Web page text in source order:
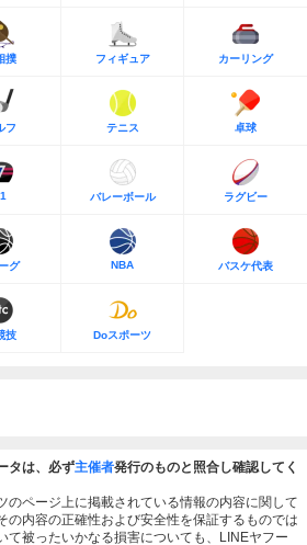
撲 フィギュア カーリング
フ テニス 卓球
バレーボール ラグビー
グ NBA バスケ代表
技 Doスポーツ
タは、必ず主催者発行のものと照合し確認してく
のページ上に掲載されている情報の内容に関して
の内容の正確性および安全性を保証するものでは
て被ったいかなる損害についても、LINEヤフー